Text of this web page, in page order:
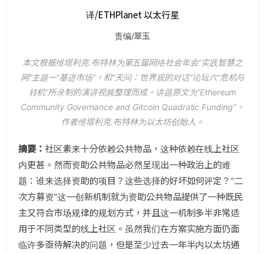
译/ETHPlanet 以太行星
责编/翠玉
本文根据维塔利克.布特林为第五届网络社会年会“实践智慧之
网”主题一“基进市场”，和“天问：世界观的对话”论坛六“危机与
转机”所录制的演讲视频整理而成。讲题原文为“Ethereum
Community Governance and Gitcoin Quadratic Funding”。
作者维塔利克.布特林为以太坊创始人。
摘要：社区素来十分依赖公共物品，这种依赖在线上社区
内更甚。然而资助公共物品必然呈现出一种政治上的难
题：谁来选择资助的项目？这些选择的好坏如何评定？“二
次方募资”这一创新机制就为资助公共物品提供了一种既民
主又符合市场规律的规划方式，并且这一机制多半非常适
用于不同类型的线上社区。虽然我们在方案实施方面仍面
临许多亟待解决的问题，但是至少过去一年半内以太坊通